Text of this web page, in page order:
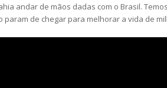
andar de mãos dadas com o Brasil.
param de chegar para melhorar a vida de